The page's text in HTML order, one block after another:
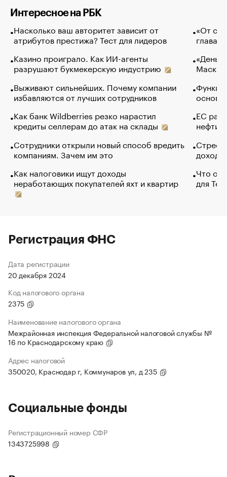
Интересное на РБК
Насколько ваш авторитет зависит от
атрибутов престижа? Тест для лидеров
Казино проиграло. Как ИИ-агенты
разрушают букмекерскую индустрию
Выживают сильнейших. Почему компании
избавляются от лучших сотрудников
Как банк Wildberries резко нарастил
кредиты селлерам до атак на склады
Сотрудники открыли новый способ вредить
компаниям. Зачем им это
Как налоговики ищут доходы
неработающих покупателей яхт и квартир
«От
глава
Маск в
основ
ЕС
нефти
Что
для
Регистрация ФНС
Дата регистрации
20 декабря 2024
Код налогового органа
2375
Наименование налогового органа
Межрайонная инспекция Федеральной налоговой службы №
16 по Краснодарскому краю
Адрес налоговой
350020, Краснодар г, Коммунаров ул, д 235
Социальные фонды
Регистрационный номер СФР
1343725998